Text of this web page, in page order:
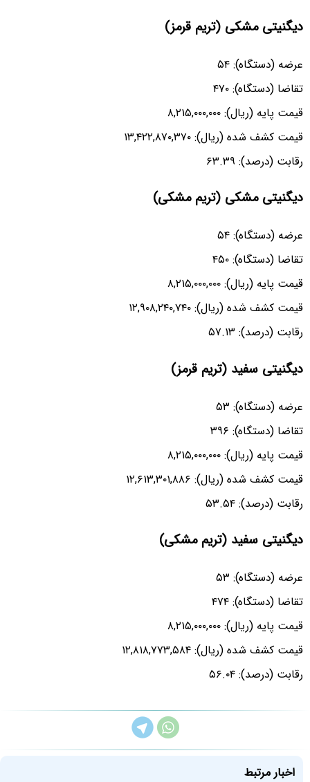
دیگنیتی مشکی (تریم قرمز)
عرضه (دستگاه): ۵۴
تقاضا (دستگاه): ۴۷۰
قیمت پایه (ریال): ۸,۲۱۵,۰۰۰,۰۰۰
قیمت کشف شده (ریال): ۱۳,۴۲۲,۸۷۰,۳۷۰
رقابت (درصد): ۶۳.۳۹
دیگنیتی مشکی (تریم مشکی)
عرضه (دستگاه): ۵۴
تقاضا (دستگاه): ۴۵۰
قیمت پایه (ریال): ۸,۲۱۵,۰۰۰,۰۰۰
قیمت کشف شده (ریال): ۱۲,۹۰۸,۲۴۰,۷۴۰
رقابت (درصد): ۵۷.۱۳
دیگنیتی سفید (تریم قرمز)
عرضه (دستگاه): ۵۳
تقاضا (دستگاه): ۳۹۶
قیمت پایه (ریال): ۸,۲۱۵,۰۰۰,۰۰۰
قیمت کشف شده (ریال): ۱۲,۶۱۳,۳۰۱,۸۸۶
رقابت (درصد): ۵۳.۵۴
دیگنیتی سفید (تریم مشکی)
عرضه (دستگاه): ۵۳
تقاضا (دستگاه): ۴۷۴
قیمت پایه (ریال): ۸,۲۱۵,۰۰۰,۰۰۰
قیمت کشف شده (ریال): ۱۲,۸۱۸,۷۷۳,۵۸۴
رقابت (درصد): ۵۶.۰۴
اخبار مرتبط